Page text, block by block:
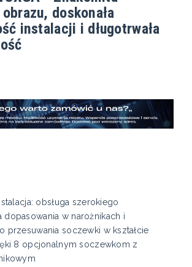
doskonała
instalacji i długotrwała
obsługa szerokiego
dopasowania w narożnikach i
przesuwania soczewki w kształcie
8 opcjonalnym soczewkom z